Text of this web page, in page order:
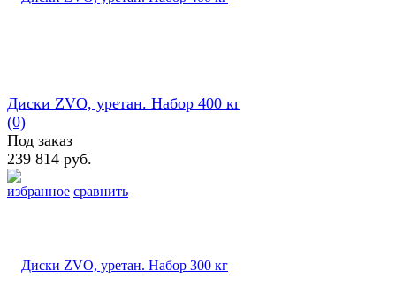
избранное сравнить
Диски ZVO, уретан. Набор 400 кг
(0)
Под заказ
239 814 руб.